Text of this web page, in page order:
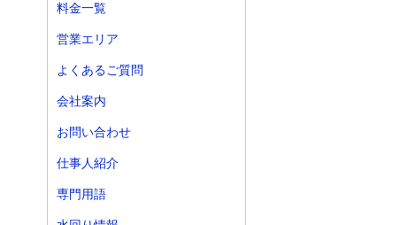
料金一覧
営業エリア
よくあるご質問
会社案内
お問い合わせ
仕事人紹介
専門用語